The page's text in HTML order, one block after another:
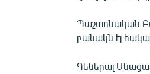
Պաշտոնական
բանակն էլ
Գեներալ